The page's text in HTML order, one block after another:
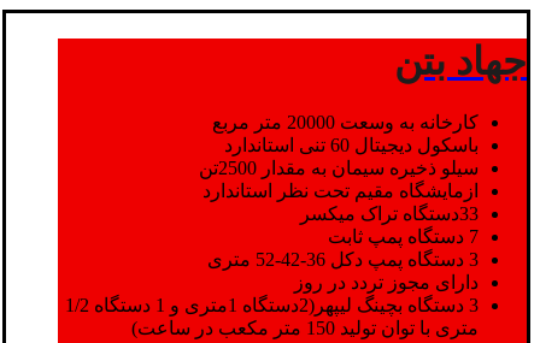
جهاد بتن
کارخانه به وسعت 20000 متر مربع
باسکول دیجیتال 60 تنی استاندارد
سیلو ذخیره سیمان به مقدار 2500تن
ازمایشگاه مقیم تحت نظر استاندارد
33دستگاه تراک میکسر
7 دستگاه پمپ ثابت
3 دستگاه پمپ دکل 36-42-52 متری
دارای مجوز تردد در روز
3 دستگاه بچینگ لیپهر(2دستگاه 1متری و 1 دستگاه 1/2
متری با توان تولید 150 متر مکعب در ساعت)